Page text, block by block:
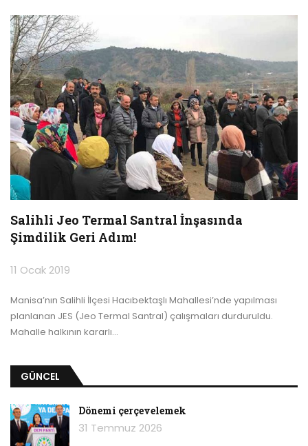
Salihli Jeo Termal Santral İnşasında
Şimdilik Geri Adım!
11 Ocak 2019
Manisa’nın Salihli İlçesi Hacıbektaşlı Mahallesi’nde yapılması
planlanan JES (Jeo Termal Santral) çalışmaları durduruldu.
Mahalle halkının kararlı…
GÜNCEL
Dönemi çerçevelemek
31 Temmuz 2026